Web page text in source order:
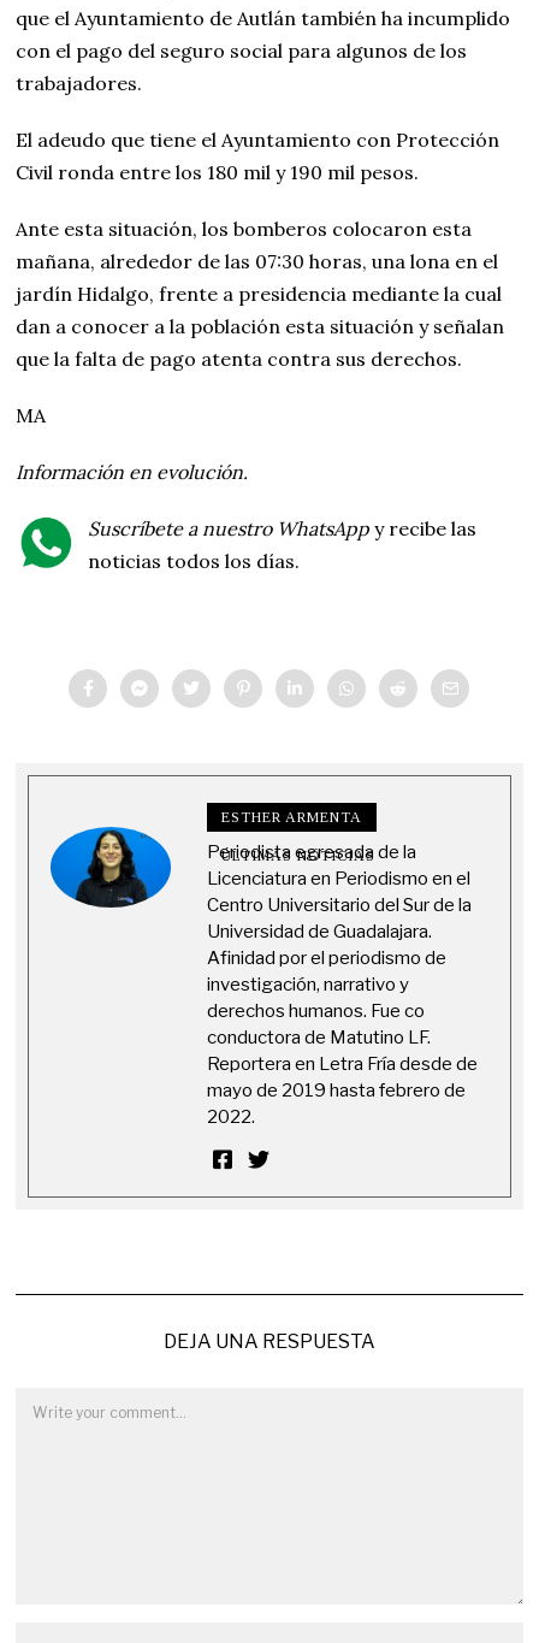
que el Ayuntamiento de Autlán también ha incumplido
con el pago del seguro social para algunos de los
trabajadores.
El adeudo que tiene el Ayuntamiento con Protección
Civil ronda entre los 180 mil y 190 mil pesos.
Ante esta situación, los bomberos colocaron esta
mañana, alrededor de las 07:30 horas, una lona en el
jardín Hidalgo, frente a presidencia mediante la cual
dan a conocer a la población esta situación y señalan
que la falta de pago atenta contra sus derechos.
MA
Información en evolución.
Suscríbete a nuestro WhatsApp y recibe las
noticias todos los días.
ESTHER ARMENTA
ÚLTIMAS NOTICIAS
Periodista egresada de la
Licenciatura en Periodismo en el
Centro Universitario del Sur de la
Universidad de Guadalajara.
Afinidad por el periodismo de
investigación, narrativo y
derechos humanos. Fue co
conductora de Matutino LF.
Reportera en Letra Fría desde de
mayo de 2019 hasta febrero de
2022.
DEJA UNA RESPUESTA